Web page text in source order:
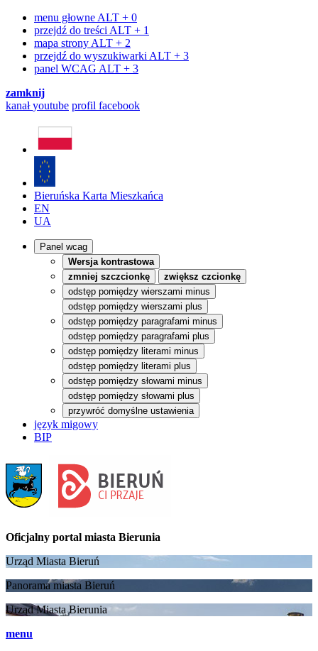
menu głowne ALT + 0
przejdź do treści ALT + 1
mapa strony ALT + 2
przejdź do wyszukiwarki ALT + 3
panel WCAG ALT + 3
zamknij
kanałyoutube profil facebook
Bieruńska Karta Mieszkańca
EN
UA
Panel wcag
Wersja kontrastowa
zmniej szczcionkę
zwiększ czcionkę
odstęp pomiędzy wierszami minus
odstęp pomiędzy wierszami plus
odstęp pomiędzy paragrafami minus
odstęp pomiędzy paragrafami plus
odstęp pomiędzy literami minus
odstęp pomiędzy literami plus
odstęp pomiędzy słowami minus
odstęp pomiędzy słowami plus
przywróć domyślne ustawienia
język migowy
BIP
Oficjalny portal miasta Bierunia
Urząd Miasta Bieruń
Panorama miasta Bieruń
Urząd Miasta Bierunia
menu